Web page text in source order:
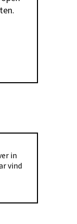
in
vind